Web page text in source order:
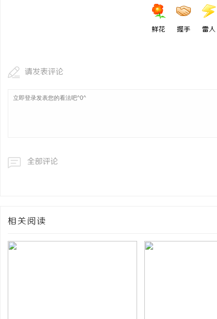
鲜花 握手 雷人
请发表评论
全部评论
相关阅读